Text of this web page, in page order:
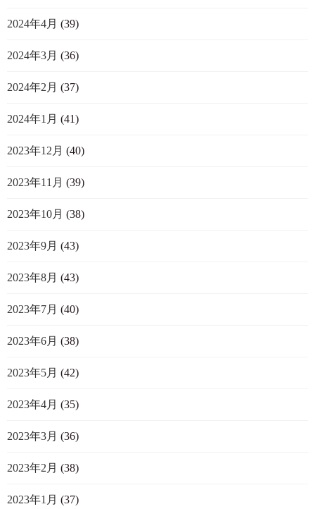
2024年4月 (39)
2024年3月 (36)
2024年2月 (37)
2024年1月 (41)
2023年12月 (40)
2023年11月 (39)
2023年10月 (38)
2023年9月 (43)
2023年8月 (43)
2023年7月 (40)
2023年6月 (38)
2023年5月 (42)
2023年4月 (35)
2023年3月 (36)
2023年2月 (38)
2023年1月 (37)